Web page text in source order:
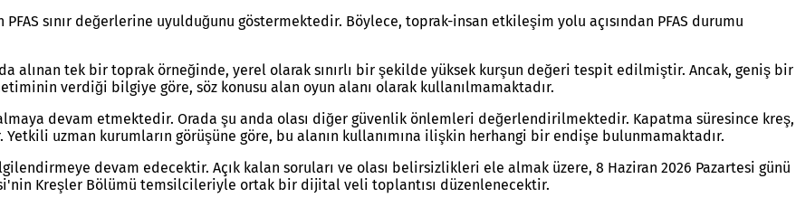
sınır değerlerine uyulduğunu göstermektedir. Böylece, toprak-insan etkileşim yolu açısından PFAS durumu
alınan tek bir toprak örneğinde, yerel olarak sınırlı bir şekilde yüksek kurşun değeri tespit edilmiştir. Ancak, geniş bir
verdiği bilgiye göre, söz konusu alan oyun alanı olarak kullanılmamaktadır.
devam etmektedir. Orada şu anda olası diğer güvenlik önlemleri değerlendirilmektedir. Kapatma süresince kreş,
uzman kurumların görüşüne göre, bu alanın kullanımına ilişkin herhangi bir endişe bulunmamaktadır.
devam edecektir. Açık kalan soruları ve olası belirsizlikleri ele almak üzere, 8 Haziran 2026 Pazartesi günü
Kreşler Bölümü temsilcileriyle ortak bir dijital veli toplantısı düzenlenecektir.